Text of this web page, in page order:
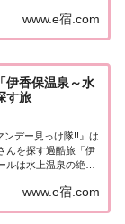
について紹介しま
が驚いたニッポ...
www.e宿.com
伊香保温泉～水
す旅
ンデー見っけ隊!!』は
んを探す過酷旅「伊
は水上温泉の絶景
ンタッチャブル 山崎
www.e宿.com